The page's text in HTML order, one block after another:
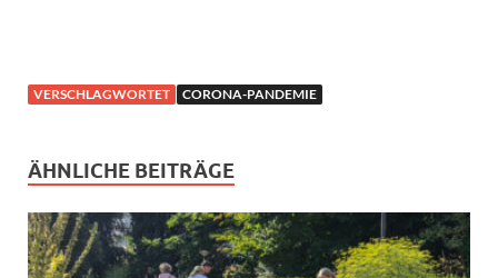
VERSCHLAGWORTET CORONA-PANDEMIE
ÄHNLICHE BEITRÄGE